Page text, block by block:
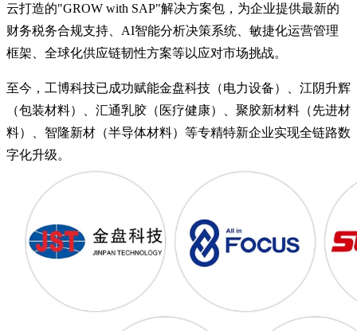
云打造的"GROW with SAP"解决方案包，为企业提供最新的
财务税务合规支持、AI智能分析决策系统、敏捷化运营管理
框架、全球化供应链韧性方案等以应对市场挑战。
至今，工博科技已成功赋能金盘科技（电力设备）、江阴升辉
（包装材料）、汇通乳胶（医疗健康）、聚胶新材料（先进材
料）、智隆新材（半导体材料）等专精特新企业实现全链路数
字化升级。